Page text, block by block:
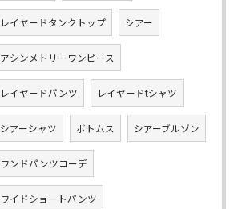
レイヤードタンクトップ シアー
アシンメトリーワンピース
レイヤードパンツ レイヤードtシャツ
シアーシャツ ボトムス シアーブルゾン
ワンドパンツコーデ
ワイドショートパンツ